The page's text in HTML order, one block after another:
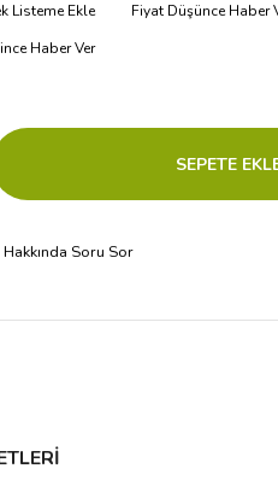
Listeme Ekle Fiyat Düşünce Haber
Haber Ver
Soru Sor